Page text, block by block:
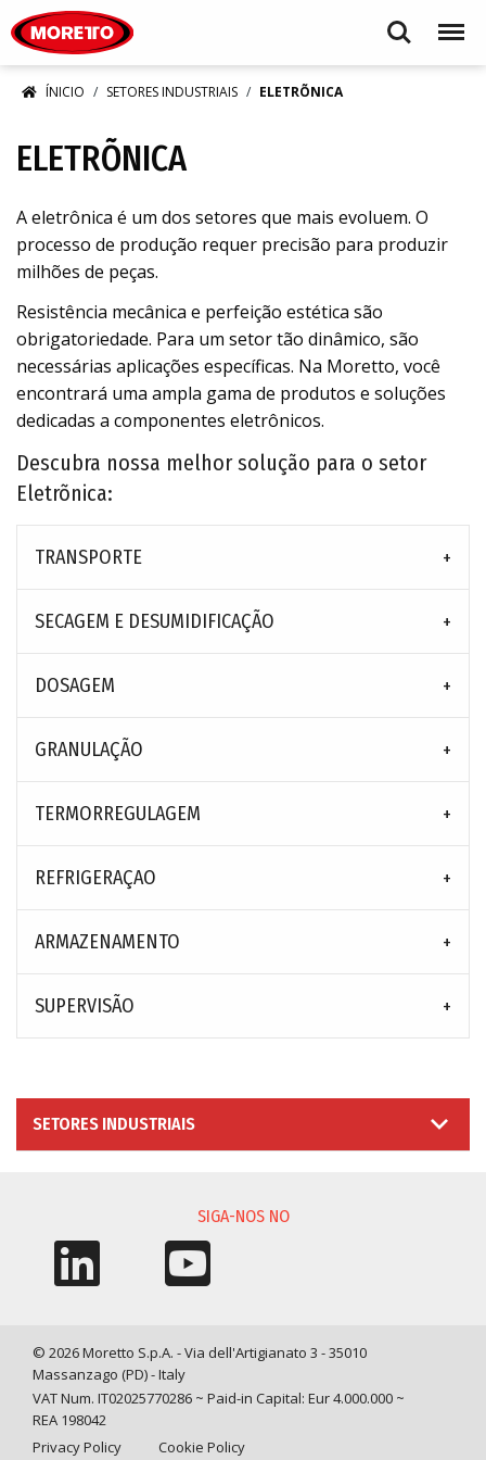
Search Menu
ÍNICIO SETORES INDUSTRIAIS ELETRÕNICA
ELETRÕNICA
A eletrônica é um dos setores que mais evoluem. O
processo de produção requer precisão para produzir
milhões de peças.
Resistência mecânica e perfeição estética são
obrigatoriedade. Para um setor tão dinâmico, são
necessárias aplicações específicas. Na Moretto, você
encontrará uma ampla gama de produtos e soluções
dedicadas a componentes eletrônicos.
Descubra nossa melhor solução para o setor
Eletrõnica:
TRANSPORTE
SECAGEM E DESUMIDIFICAÇÃO
DOSAGEM
GRANULAÇÃO
TERMORREGULAGEM
REFRIGERAÇAO
ARMAZENAMENTO
SUPERVISÃO
SETORES INDUSTRIAIS
SIGA-NOS NO
© 2026 Moretto S.p.A. - Via dell'Artigianato 3 - 35010
Massanzago (PD) - Italy
VAT Num. IT02025770286 ~ Paid-in Capital: Eur 4.000.000 ~
REA 198042
Privacy Policy
Cookie Policy